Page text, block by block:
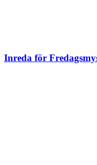
Inreda för